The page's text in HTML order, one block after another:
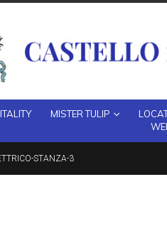
MISTER TULIP
STANZA-3